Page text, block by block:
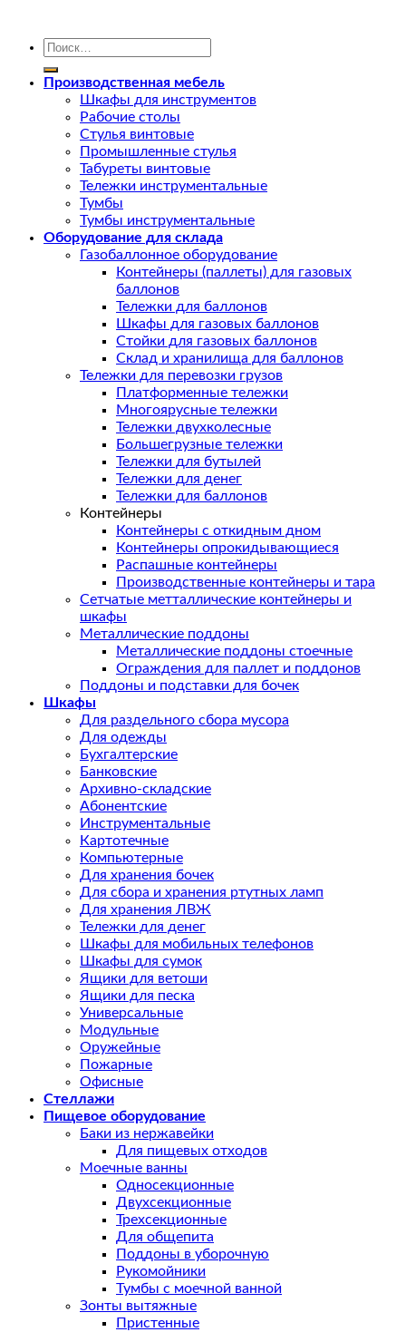
Искать:
Производственная мебель
Шкафы для инструментов
Рабочие столы
Стулья винтовые
Промышленные стулья
Табуреты винтовые
Тележки инструментальные
Тумбы
Тумбы инструментальные
Оборудование для склада
Газобаллонное оборудование
Контейнеры (паллеты) для газовых
баллонов
Тележки для баллонов
Шкафы для газовых баллонов
Стойки для газовых баллонов
Склад и хранилища для баллонов
Тележки для перевозки грузов
Платформенные тележки
Многоярусные тележки
Тележки двухколесные
Большегрузные тележки
Тележки для бутылей
Тележки для денег
Тележки для баллонов
Контейнеры
Контейнеры с откидным дном
Контейнеры опрокидывающиеся
Распашные контейнеры
Производственные контейнеры и тара
Сетчатые метталлические контейнеры и
шкафы
Металлические поддоны
Металлические поддоны стоечные
Ограждения для паллет и поддонов
Поддоны и подставки для бочек
Шкафы
Для раздельного сбора мусора
Для одежды
Бухгалтерские
Банковские
Архивно-складские
Абонентские
Инструментальные
Картотечные
Компьютерные
Для хранения бочек
Для сбора и хранения ртутных ламп
Для хранения ЛВЖ
Тележки для денег
Шкафы для мобильных телефонов
Шкафы для сумок
Ящики для ветоши
Ящики для песка
Универсальные
Модульные
Оружейные
Пожарные
Офисные
Стеллажи
Пищевое оборудование
Баки из нержавейки
Для пищевых отходов
Моечные ванны
Односекционные
Двухсекционные
Трехсекционные
Для общепита
Поддоны в уборочную
Рукомойники
Тумбы с моечной ванной
Зонты вытяжные
Пристенные